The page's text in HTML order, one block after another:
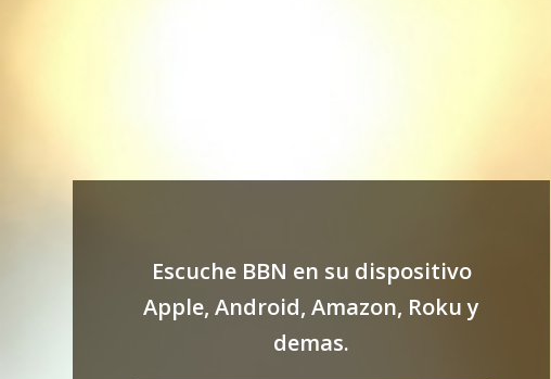
Escuche BBN en su dispositivo
Apple, Android, Amazon, Roku y
demas.